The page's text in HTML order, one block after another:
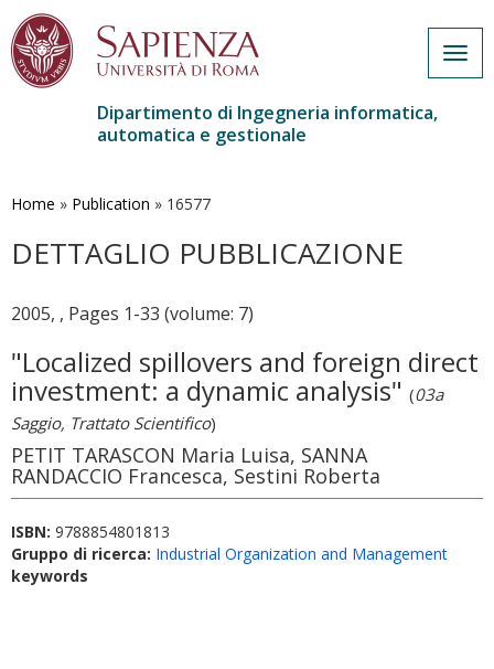
contenuto
Dipartimento di Ingegneria informatica,
automatica e gestionale
Home » Publication » 16577
DETTAGLIO PUBBLICAZIONE
2005, , Pages 1-33 (volume: 7)
"Localized spillovers and foreign direct
investment: a dynamic analysis" (03a
Saggio, Trattato Scientifico)
PETIT TARASCON Maria Luisa, SANNA
RANDACCIO Francesca, Sestini Roberta
ISBN: 9788854801813
Gruppo di ricerca: Industrial Organization and Management
keywords